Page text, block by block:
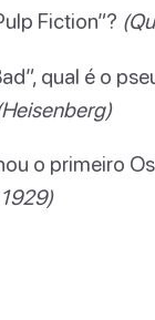
Fiction”?
qual é o
o primeiro
1929)